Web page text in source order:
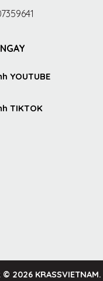
YOUTUBE
TIKTOK
2026 KRASSVIETNAM.